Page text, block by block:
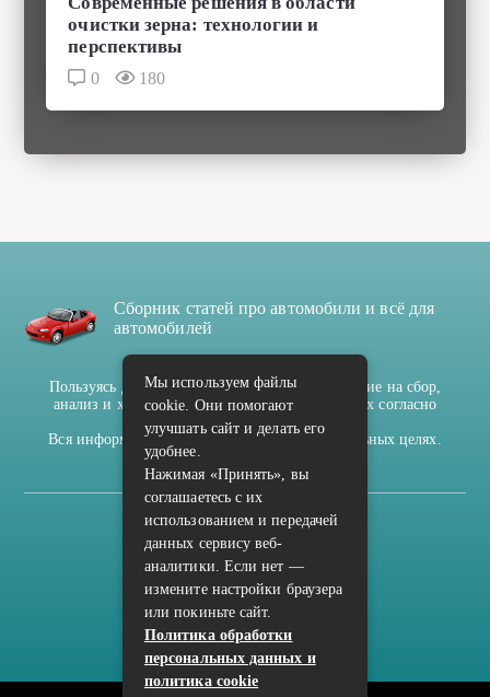
автомобилей
Пользуясь данным ресурсом вы даёте разрешение на сбор,
анализ и хранение своих персональных данных согласно
Правилам
Вся информация предоставлена в ознакомительных целях.
(c) cpark-avto.ru
Карта сайта
О проекте
Архив
Политика обработки персональных данных
Рекомендуем:b-rosa.ru parterremonroe.com okna-v-belgorode.ru
Мы используем файлы
cookie. Они помогают
улучшать сайт и делать его
удобнее.
Нажимая «Принять», вы
соглашаетесь с их
использованием и передачей
данных сервису веб-
аналитики. Если нет —
измените настройки браузера
или покиньте сайт.
Политика обработки
персональных данных и
политика cookie